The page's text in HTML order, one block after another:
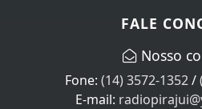
FALE
Nosso
Fone: (14) 3572-1352/
E-mail: